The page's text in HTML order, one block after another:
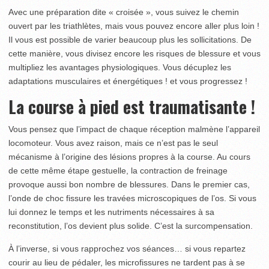
Avec une préparation dite « croisée », vous suivez le chemin
ouvert par les triathlètes, mais vous pouvez encore aller plus loin !
Il vous est possible de varier beaucoup plus les sollicitations. De
cette manière, vous divisez encore les risques de blessure et vous
multipliez les avantages physiologiques. Vous décuplez les
adaptations musculaires et énergétiques ! et vous progressez !
La course à pied est traumatisante !
Vous pensez que l’impact de chaque réception malmène l’appareil
locomoteur. Vous avez raison, mais ce n’est pas le seul
mécanisme à l’origine des lésions propres à la course. Au cours
de cette même étape gestuelle, la contraction de freinage
provoque aussi bon nombre de blessures. Dans le premier cas,
l’onde de choc fissure les travées microscopiques de l’os. Si vous
lui donnez le temps et les nutriments nécessaires à sa
reconstitution, l’os devient plus solide. C’est la surcompensation.
À l’inverse, si vous rapprochez vos séances… si vous repartez
courir au lieu de pédaler, les microfissures ne tardent pas à se